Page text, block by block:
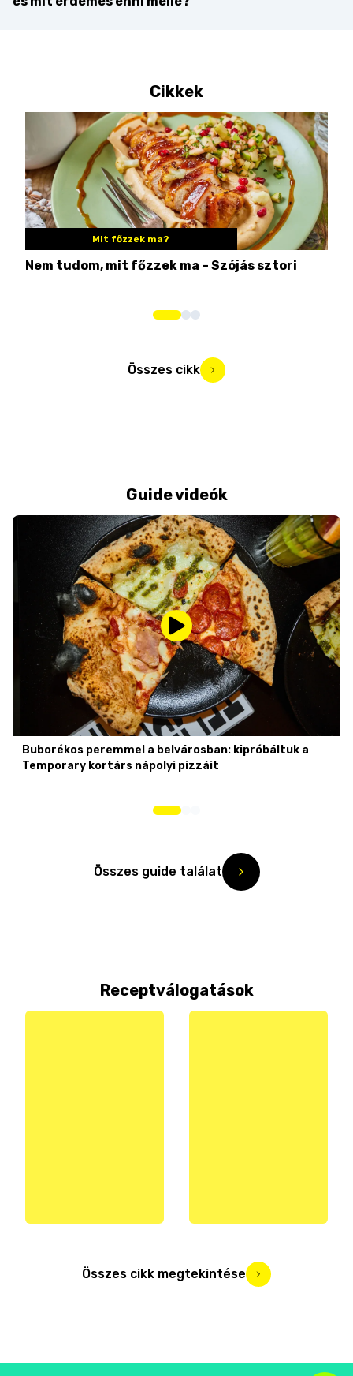
Cikkek
Mit főzzek ma?
Nem tudom, mit főzzek ma – Szójás sztori
Összes cikk
Guide videók
Buborékos peremmel a belvárosban: kipróbáltuk a
Temporary kortárs nápolyi pizzáit
Összes guide találat
Receptválogatások
Összes cikk megtekintése